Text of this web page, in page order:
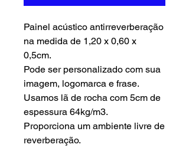
Painel acústico antirreverberação
na medida de 1,20 x 0,60 x
0,5cm.
Pode ser personalizado com sua
imagem, logomarca e frase.
Usamos lã de rocha com 5cm de
espessura 64kg/m3.
Proporciona um ambiente livre de
reverberação.